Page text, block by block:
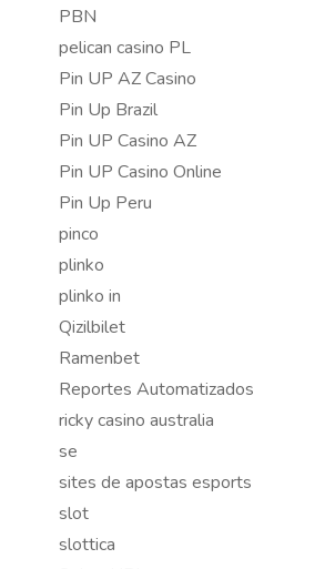
PBN
pelican casino PL
Pin UP AZ Casino
Pin Up Brazil
Pin UP Casino AZ
Pin UP Casino Online
Pin Up Peru
pinco
plinko
plinko in
Qizilbilet
Ramenbet
Reportes Automatizados
ricky casino australia
se
sites de apostas esports
slot
slottica